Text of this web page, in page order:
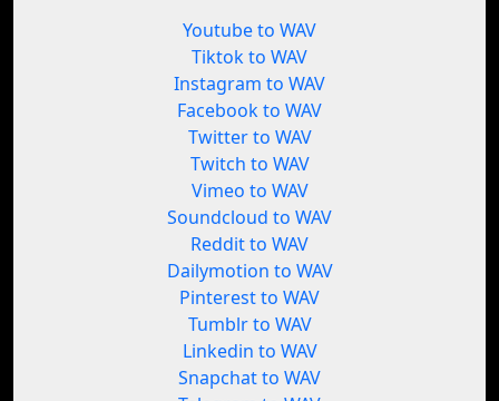
Youtube to WAV
Tiktok to WAV
Instagram to WAV
Facebook to WAV
Twitter to WAV
Twitch to WAV
Vimeo to WAV
Soundcloud to WAV
Reddit to WAV
Dailymotion to WAV
Pinterest to WAV
Tumblr to WAV
Linkedin to WAV
Snapchat to WAV